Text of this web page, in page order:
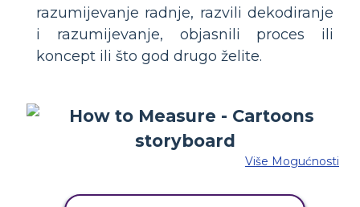
razumijevanje radnje, razvili dekodiranje
i razumijevanje, objasnili proces ili
koncept ili što god drugo želite.
Više Mogućnosti